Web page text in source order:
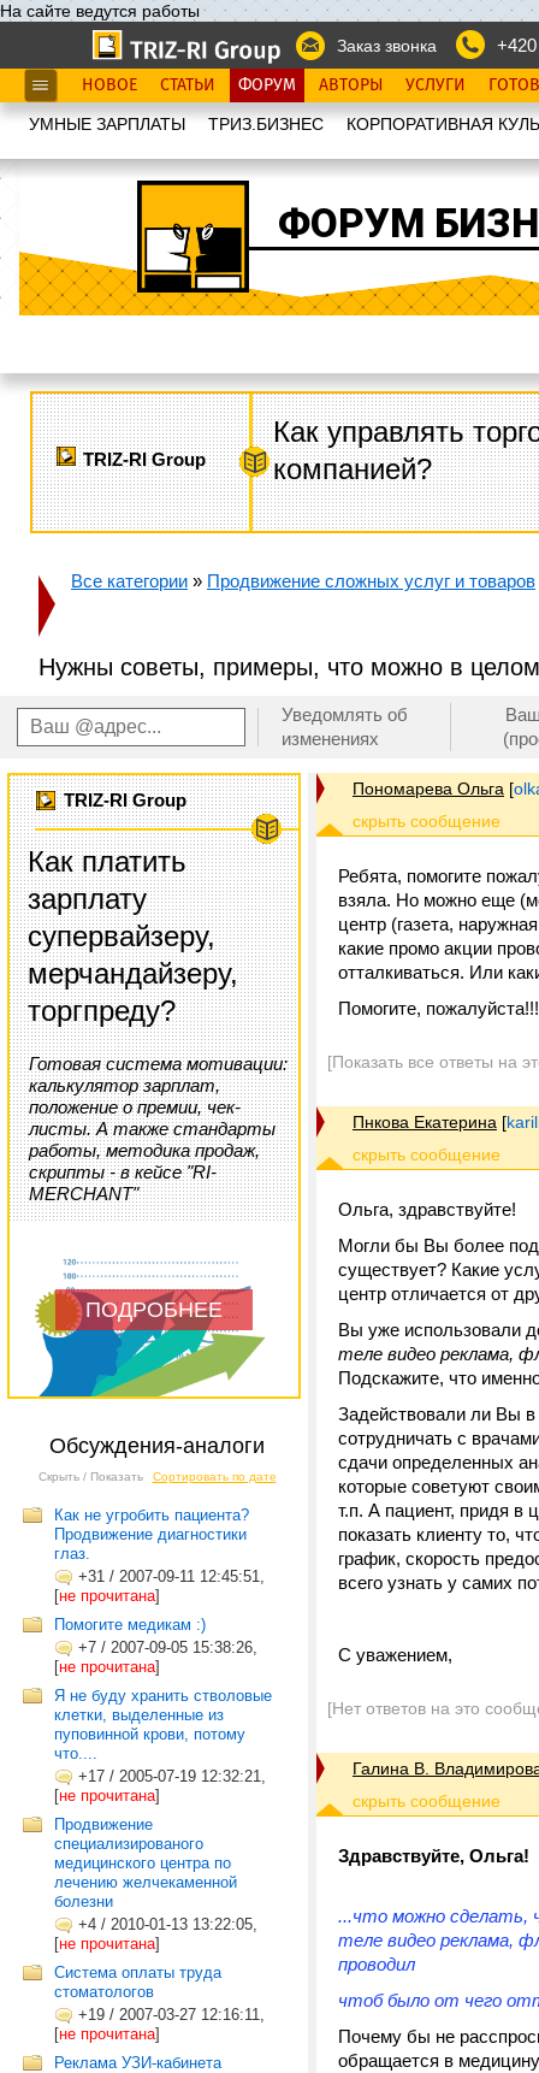
На сайте ведутся работы
Заказ звонка
НОВОЕ СТАТЬИ ФОРУМ АВТОРЫ УСЛУГИ
УМНЫЕ ЗАРПЛАТЫ ТРИЗ.БИЗНЕС КОРПОРАТИВНАЯ
ФОРУМ
TRIZ-RI Group
Как управлять
компанией?
Все категории » Продвижение сложных услуг и товаров
Нужны советы, примеры, что можно в целом
Уведомлять об
изменениях
TRIZ-RI Group
Как платить
зарплату
супервайзеру,
мерчандайзеру,
торгпреду?
Готовая система мотивации:
калькулятор зарплат,
положение о премии, чек-
листы. А также стандарты
работы, методика продаж,
скрипты - в кейсе "RI-
MERCHANT"
ПОДРОБНЕЕ
Обсуждения-аналоги
Скрыть / Показать Сортировать по дате
Как не угробить пациента?
Продвижение диагностики
глаз.
+31 / 2007-09-11 12:45:51,
[не прочитана]
Помогите медикам :)
+7 / 2007-09-05 15:38:26,
[не прочитана]
Я не буду хранить стволовые
клетки, выделенные из
пуповинной крови, потому
что....
+17 / 2005-07-19 12:32:21,
[не прочитана]
Продвижение
специализированого
медицинского центра по
лечению желчекаменной
болезни
+4 / 2010-01-13 13:22:05,
[не прочитана]
Система оплаты труда
стоматологов
+19 / 2007-03-27 12:16:11,
[не прочитана]
Реклама УЗИ-кабинета
Пономарева Ольга [
Ребята, помогите
взяла. Но можно еще
центр (газета,
какие промо акции
отталкиваться. Или
Помогите, пожалуйста!!!
[Показать все ответы на
Пнкова Екатерина [
Ольга, здравствуйте!
Могли бы Вы более
существует? Какие
центр отличается от
Вы уже использовали
теле видео реклама,
Подскажите, что
Задействовали ли Вы в
сотрудничать с
сдачи определенных
которые советуют
т.п. А пациент, придя в
показать клиенту то,
график, скорость
всего узнать у самих
С уважением,
[Нет ответов на это
Галина В.
Здравствуйте, Ольга!
...что можно сделать,
теле видео реклама,
проводил
чтоб было от чего
Почему бы не
обращается в